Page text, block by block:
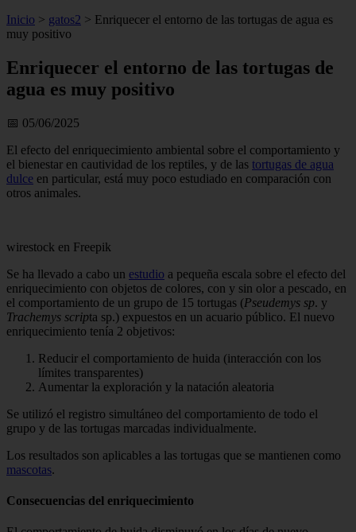
Inicio > gatos2 > Enriquecer el entorno de las tortugas de agua es
muy positivo
Enriquecer el entorno de las tortugas de
agua es muy positivo
📅 05/06/2025
El efecto del enriquecimiento ambiental sobre el comportamiento y
el bienestar en cautividad de los reptiles, y de las tortugas de agua
dulce en particular, está muy poco estudiado en comparación con
otros animales.
wirestock en Freepik
Se ha llevado a cabo un estudio a pequeña escala sobre el efecto del
enriquecimiento con objetos de colores, con y sin olor a pescado, en
el comportamiento de un grupo de 15 tortugas (Pseudemys sp. y
Trachemys scripta sp.) expuestos en un acuario público. El nuevo
enriquecimiento tenía 2 objetivos:
Reducir el comportamiento de huida (interacción con los
límites transparentes)
Aumentar la exploración y la natación aleatoria
Se utilizó el registro simultáneo del comportamiento de todo el
grupo y de las tortugas marcadas individualmente.
Los resultados son aplicables a las tortugas que se mantienen como
mascotas.
Consecuencias del enriquecimiento